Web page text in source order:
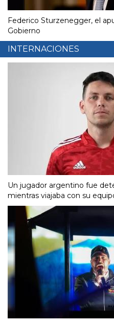
Federico Sturzenegger, el
Gobierno
INTERNACIONES
Un jugador argentino fue
mientras viajaba con su